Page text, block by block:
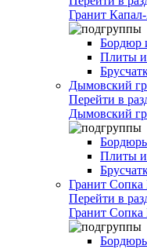
Гранит
Бордюр
Плиты
Дымовский
Перейти в
Дымовский
Плиты
Гранит Сопка
Перейти в
Гранит Сопка